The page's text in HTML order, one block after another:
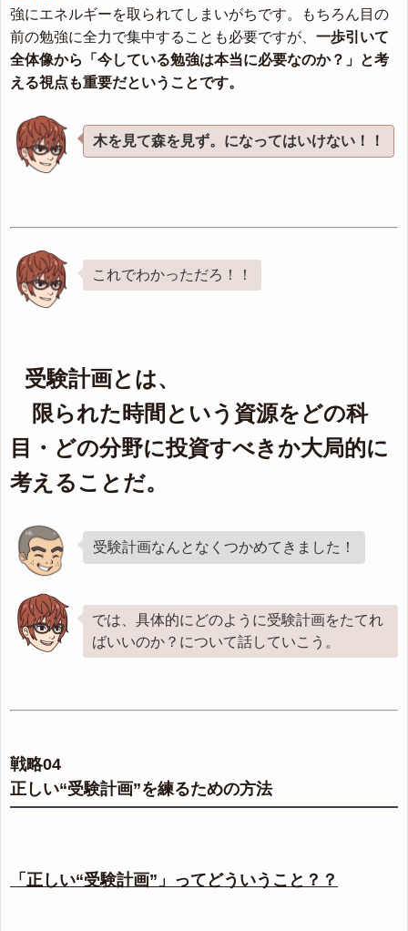
強にエネルギーを取られてしまいがちです。もちろん目の
前の勉強に全力で集中することも必要ですが、 一歩引いて
全体像から「今している勉強は本当に必要なのか？」と考
える視点も重要だということです。
木を見て森を見ず。になってはいけない！！
これでわかっただろ！！
受験計画とは、
限られた時間という資源をどの科
目・どの分野に投資すべきか大局的に
考えることだ。
受験計画なんとなくつかめてきました！
では、具体的にどのように受験計画をたてれ
ばいいのか？について話していこう。
戦略04
正しい“受験計画”を練るための方法
「正しい“受験計画”」ってどういうこと？？